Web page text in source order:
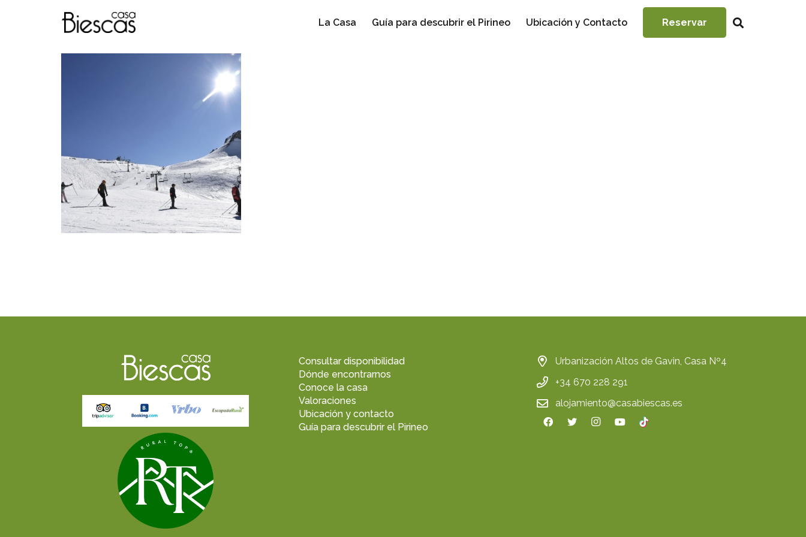
La Casa Guía para descubrir el Pirineo Ubicación y Contacto Reservar
Consultar disponibilidad
Dónde encontrarnos
Conoce la casa
Valoraciones
Ubicación y contacto
Guía para descubrir el Pirineo
Urbanización Altos de Gavin, Casa Nº4
+34 670 228 291
alojamiento@casabiescas.es